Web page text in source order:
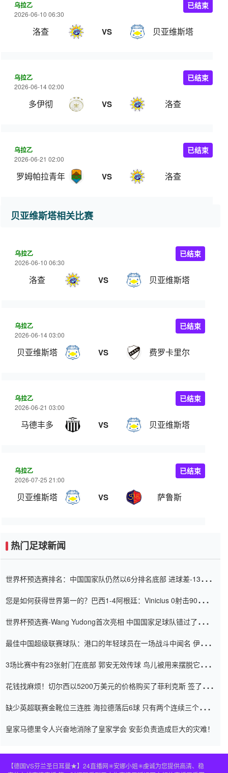
乌拉乙
2026-06-10 06:30
洛查 VS 贝亚维斯塔
已结束
乌拉乙
2026-06-14 02:00
多伊彻 VS 洛查
已结束
乌拉乙
2026-06-21 02:00
罗姆帕拉青年 VS 洛查
已结束
贝亚维斯塔相关比赛
乌拉乙
2026-06-10 06:30
洛查 VS 贝亚维斯塔
已结束
乌拉乙
2026-06-14 03:00
贝亚维斯塔 VS 费罗卡里尔
已结束
乌拉乙
2026-06-21 03:00
马德丰多 VS 贝亚维斯塔
已结束
乌拉乙
2026-07-25 21:00
贝亚维斯塔 VS 萨鲁斯
已结束
热门足球新闻
世界杯预选赛排名：中国国家队仍然以6分排名底部 进球差-13令人
您是如何获得世界第一的？巴西1-4阿根廷：Vinicius 0射击90分钟
世界杯预选赛-Wang Yudong首次亮相 中国国家足球队错过了世界
最佳中国超级联赛球队：港口的年轻球员在一场战斗中闻名 伊万放
3场比赛中有23张射门在底部 郭安无效传球 鸟儿被用来摆脱它
花钱找麻烦！切尔西以5200万美元的价格购买了菲利克斯 签了7年
缺少英超联赛金靴位三连胜 海拉德落后6球 只有两个连续三个连续
皇家马德里令人兴奋地消除了皇家学会 安彭负责造成巨大的灾难！
【德国VS芬兰圣日耳曼★】24直播网✳️安娜小姐✳️虔诚为您提供高清、稳